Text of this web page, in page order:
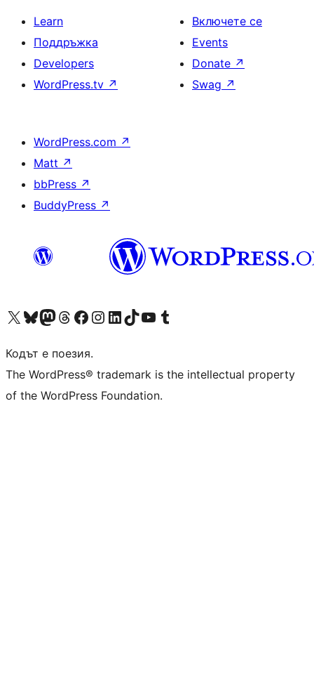
Learn
Поддръжка
Developers
WordPress.tv ↗
Включете се
Events
Donate ↗
Swag ↗
WordPress.com ↗
Matt ↗
bbPress ↗
BuddyPress ↗
Visit our X (formerly Twitter) account
Visit our Bluesky account
Visit our Mastodon account
Visit our Threads account
Посетете нашата страница във Facebook
Посетете нашия профил в Instagram
Посетете нашия профил в LinkedIn
Visit our TikTok account
Visit our YouTube channel
Visit our Tumblr account
Кодът е поезия.
The WordPress® trademark is the intellectual property
of the WordPress Foundation.